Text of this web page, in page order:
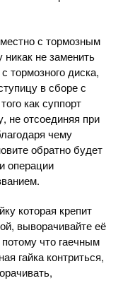
с тормозным
не заменить
тормозного диска,
в сборе с
как суппорт
не отсоединяя при
чему
обратно будет
операции
которая крепит
выворачивайте её
что гаечным
гайка контриться,